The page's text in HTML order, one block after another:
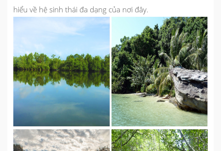
hiểu về hệ sinh thái đa dạng của nơi đây.